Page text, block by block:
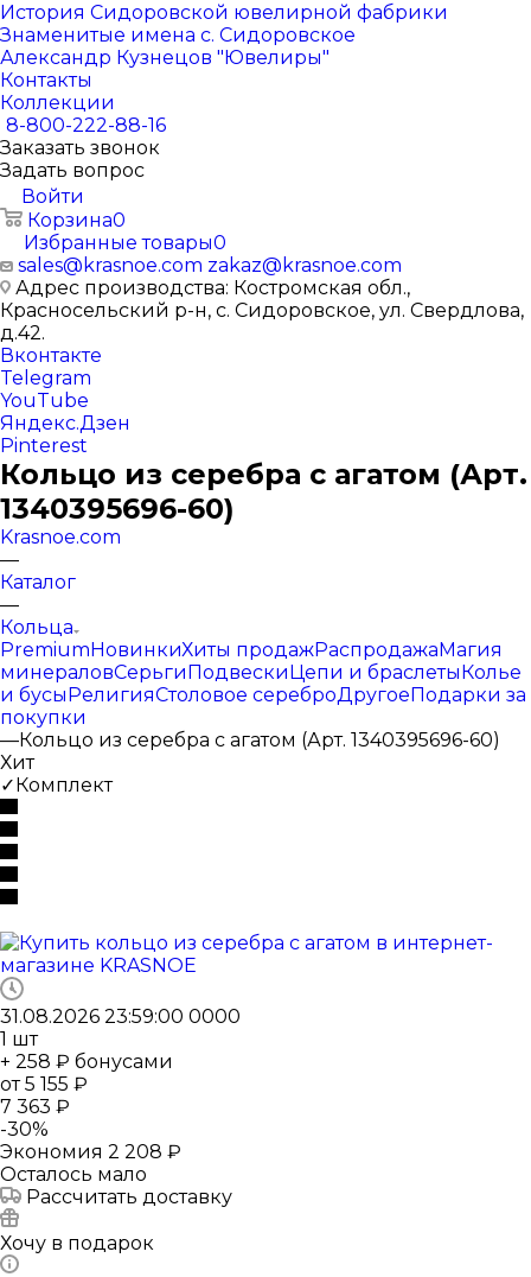
История Сидоровской ювелирной фабрики
Знаменитые имена с. Сидоровское
Александр Кузнецов "Ювелиры"
Контакты
Коллекции
8-800-222-88-16
Заказать звонок
Задать вопрос
Войти
Корзина0
Избранные товары0
sales@krasnoe.com zakaz@krasnoe.com
Адрес производства: Костромская обл.,
Красносельский р-н, с. Сидоровское, ул. Свердлова,
д.42.
Вконтакте
Telegram
YouTube
Яндекс.Дзен
Pinterest
Кольцо из серебра с агатом (Арт.
1340395696-60)
Krasnoe.com
—
Каталог
—
Кольца
PremiumНовинкиХиты продажРаспродажаМагия
минераловСерьгиПодвескиЦепи и браслетыКолье
и бусыРелигияСтоловое сереброДругоеПодарки за
покупки
—Кольцо из серебра с агатом (Арт. 1340395696-60)
Хит
✓Комплект
31.08.2026 23:59:00 0000
1 шт
+ 258 ₽ бонусами
от5 155 ₽
7 363 ₽
-30%
Экономия 2 208 ₽
Осталось мало
Рассчитать доставку
Хочу в подарок